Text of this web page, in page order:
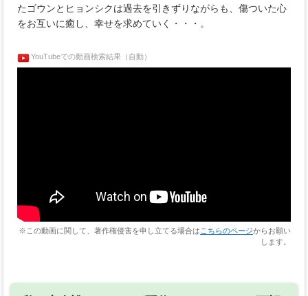
たゴウンとヒョンシクは過去を引きずりながらも、傷ついた心
をお互いに癒し、幸せを求めていく・・・。
YouTubeでの動画検索結果（自動）
※この動画に関して、著作権侵害を申し立てる場合は こちらのページからお願い
します。